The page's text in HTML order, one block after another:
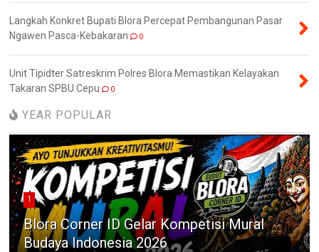
Langkah Konkret Bupati Blora Percepat Pembangunan Pasar
Ngawen Pasca-Kebakaran
0
Unit Tipidter Satreskrim Polres Blora Memastikan Kelayakan
Takaran SPBU Cepu
0
YEAR POPULAR
1
Blora Corner ID Gelar Kompetisi Mural
Budaya Indonesia 2026